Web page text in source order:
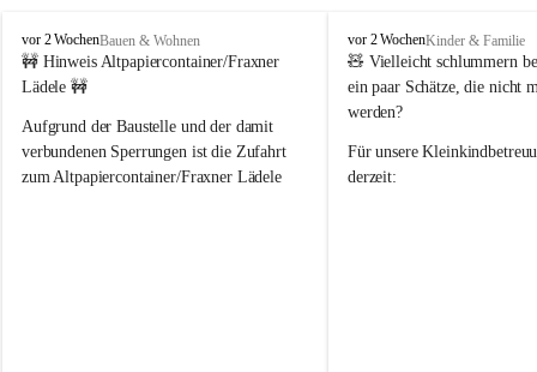
F
r
a
e
r
n
vor 2 WochenBauen & Wohnen
🚧 Hinweis Altpapiercontainer/Fraxner
Lädele 🚧
Aufgrund der Baustelle und der damit
verbundenen Sperrungen ist die Zufahrt
zum Altpapiercontainer/Fraxner Lädele
F
r
a
x
r
n
vor 2 WochenKinder & Familie
🧸 Vielleicht schlummern
ein paar Schätze, die nicht
werden?
Für unsere
derzeit: